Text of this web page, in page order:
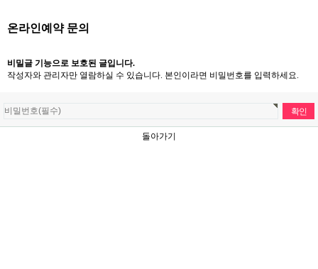
온라인예약 문의
비밀글 기능으로 보호된 글입니다.
작성자와 관리자만 열람하실 수 있습니다. 본인이라면 비밀번호를 입력하세요.
돌아가기